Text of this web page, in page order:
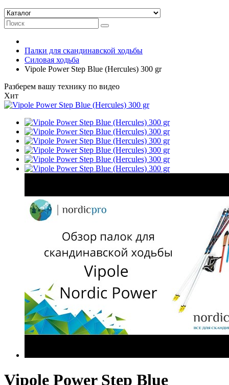
Палки для скандинавской ходьбы
Силовая ходьба
Vipole Power Step Blue (Hercules) 300 gr
Разберем вашу технику по видео
Хит
Vipole Power Step Blue